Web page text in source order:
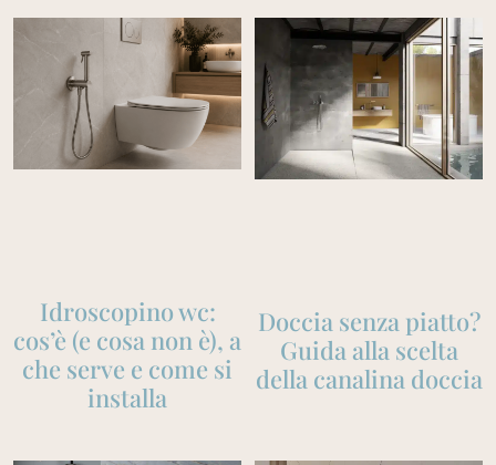
Idroscopino wc:
cos’è (e cosa non è), a
che serve e come si
installa
Doccia senza piatto?
Guida alla scelta
della canalina doccia